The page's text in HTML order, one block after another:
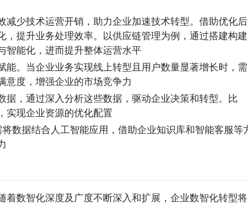
减少技术运营开销，助力企业加速技术转型。借助优化后
提升业务处理效率。以供应链管理为例，通过搭建构建
智能化，进而提升整体运营水平
能。当企业业务实现线上转型且用户数量显著增长时，需
意度，增强企业的市场竞争力
据，通过深入分析这些数据，驱动企业决策和转型。比
实现企业资源的优化配置
数据结合人工智能应用，借助企业知识库和智能客服等
数智化深度及广度不断深入和扩展，企业数智化转型将